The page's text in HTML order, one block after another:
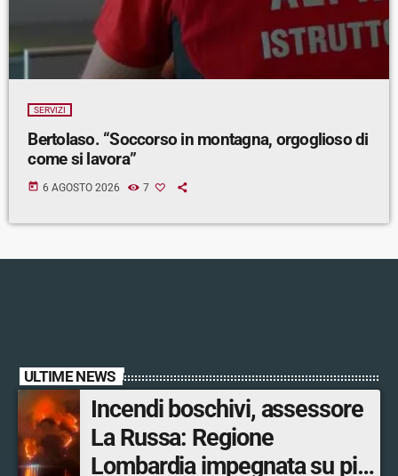
SERVIZI
Bertolaso. “Soccorso in montagna, orgoglioso di
come si lavora”
today 6 AGOSTO 2026 7
ULTIME NEWS
Incendi boschivi, assessore
La Russa: Regione
Lombardia impegnata su più